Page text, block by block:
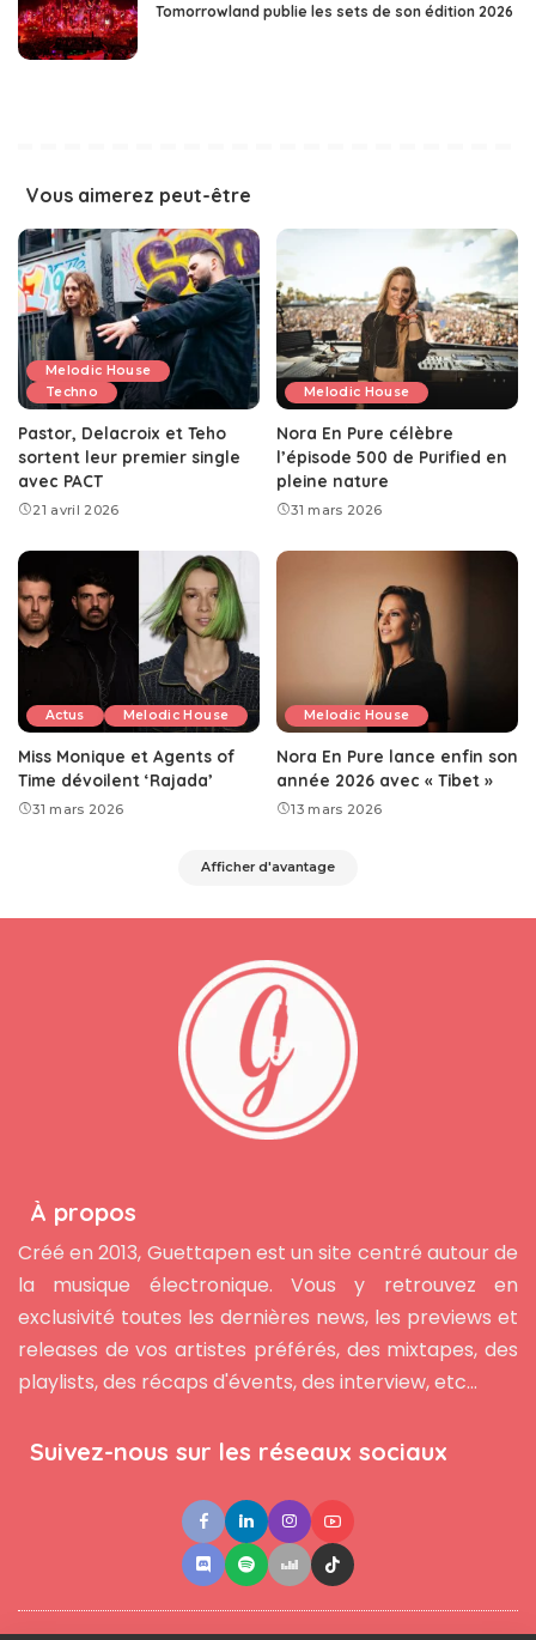
Tomorrowland publie les sets de son édition 2026
Vous aimerez peut-être
Melodic House
Techno
Pastor, Delacroix et Teho
sortent leur premier single
avec PACT
21 avril 2026
Melodic House
Nora En Pure célèbre
l’épisode 500 de Purified en
pleine nature
31 mars 2026
Actus Melodic House
Miss Monique et Agents of
Time dévoilent ‘Rajada’
31 mars 2026
Melodic House
Nora En Pure lance enfin son
année 2026 avec « Tibet »
13 mars 2026
Afficher d'avantage
À propos
Créé en 2013, Guettapen est un site centré autour de
la musique électronique. Vous y retrouvez en
exclusivité toutes les dernières news, les previews et
releases de vos artistes préférés, des mixtapes, des
playlists, des récaps d'évents, des interview, etc...
Suivez-nous sur les réseaux sociaux